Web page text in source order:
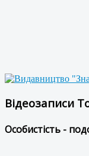
Відеозаписи
Особистість -